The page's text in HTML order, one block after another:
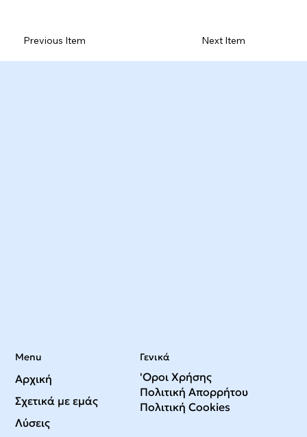
Previous Item Next Item
Menu
Αρχική
Σχετικά με εμάς
Λύσεις
Γενικά
'Οροι Χρήσης
Πολιτική Απορρήτου
Πολιτική Cookies